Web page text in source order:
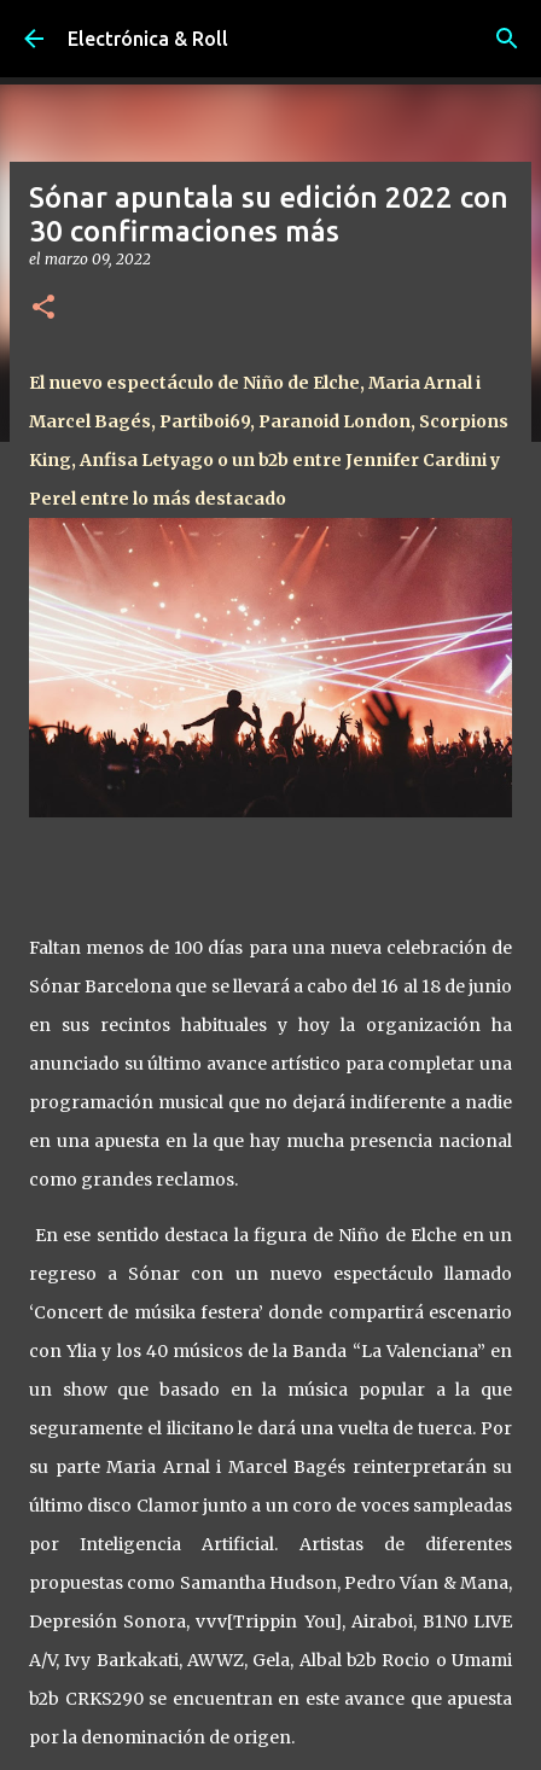
Ir al contenido principal
Electrónica & Roll
Sónar apuntala su edición 2022 con
30 confirmaciones más
el marzo 09, 2022
El nuevo espectáculo de Niño de Elche, Maria Arnal i
Marcel Bagés, Partiboi69, Paranoid London, Scorpions
King, Anfisa Letyago o un b2b entre Jennifer Cardini y
Perel entre lo más destacado
Faltan menos de 100 días para una nueva celebración de
Sónar Barcelona que se llevará a cabo del 16 al 18 de junio
en sus recintos habituales y hoy la organización ha
anunciado su último avance artístico para completar una
programación musical que no dejará indiferente a nadie
en una apuesta en la que hay mucha presencia nacional
como grandes reclamos.
En ese sentido destaca la figura de Niño de Elche en un
regreso a Sónar con un nuevo espectáculo llamado
‘Concert de músika festera’ donde compartirá escenario
con Ylia y los 40 músicos de la Banda “La Valenciana” en
un show que basado en la música popular a la que
seguramente el ilicitano le dará una vuelta de tuerca. Por
su parte Maria Arnal i Marcel Bagés reinterpretarán su
último disco Clamor junto a un coro de voces sampleadas
por Inteligencia Artificial. Artistas de diferentes
propuestas como Samantha Hudson, Pedro Vían & Mana,
Depresión Sonora, vvv[Trippin You], Airaboi, B1N0 LIVE
A/V, Ivy Barkakati, AWWZ, Gela, Albal b2b Rocio o Umami
b2b CRKS290 se encuentran en este avance que apuesta
por la denominación de origen.